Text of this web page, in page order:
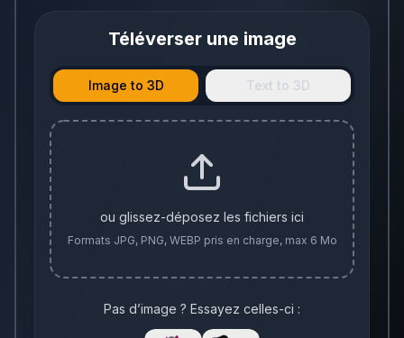
Téléverser une image
Image to 3D Text to 3D
ou glissez-déposez les fichiers ici
Formats JPG, PNG, WEBP pris en charge, max 6 Mo
Pas d’image ? Essayez celles-ci :